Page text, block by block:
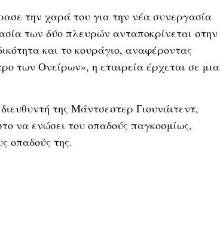
την χαρά του για την νέα συνεργασία
των δύο πλευρών ανταποκρίνεται στην
και το κουράγιο, αναφέροντας
των Ονείρων», η εταιρεία έρχεται σε μια
της Μάντσεστερ Γιουνάιτεντ,
να ενώσει του οπαδούς παγκοσμίως,
οπαδούς της.